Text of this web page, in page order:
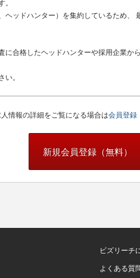
ッドハンター）を集約しているため
合格したヘッドハンターや採用企業
。
情報の詳細をご覧になる場合は会員登録
新規会員登録（無料）
ビズリーチ
よくある質